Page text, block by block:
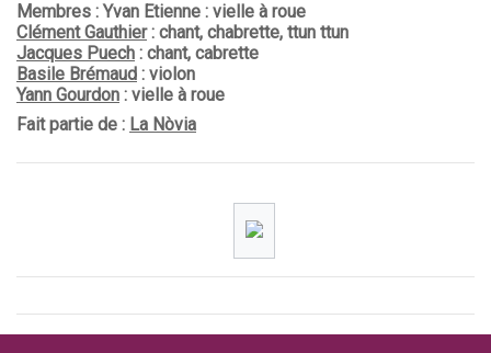
Membres : Yvan Etienne : vielle à roue
Clément Gauthier: chant, chabrette, ttun ttun
Jacques Puech : chant, cabrette
Basile Brémaud : violon
Yann Gourdon : vielle à roue
Fait partie de : La Nòvia